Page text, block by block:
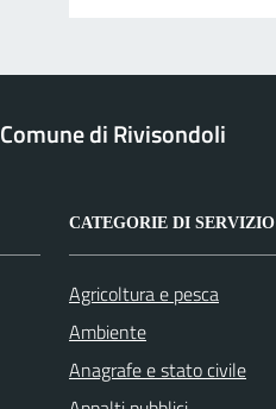
Comune di Rivisondoli
CATEGORIE DI SERVIZIO
Agricoltura e pesca
Ambiente
Anagrafe e stato civile